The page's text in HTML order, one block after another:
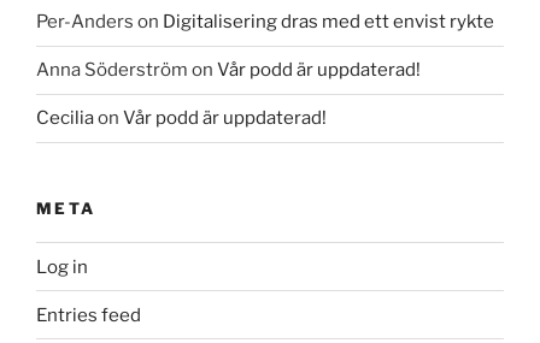
Per-Anders on Digitalisering dras med ett envist rykte
Anna Söderström on Vår podd är uppdaterad!
Ceciliaon Vår podd är uppdaterad!
META
Log in
Entries feed